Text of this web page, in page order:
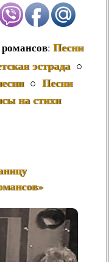
: Песни
эстрада○
○ Песни
на стихи